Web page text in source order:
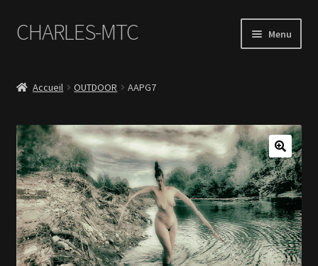
Aller
à
navigation
Aller
au
CHARLES-MTC Menu
Le Book Portfolio
Contact
Accueil OUTDOOR AAPG7